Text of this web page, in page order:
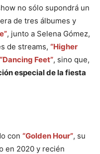
no sólo supondrá un
de tres álbumes y
, junto a Selena Gómez,
de streams, “Higher
“Dancing Feet”, sino que,
especial de la fiesta
con “Golden Hour”, su
en 2020 y recién